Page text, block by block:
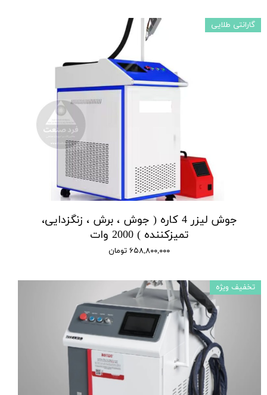
جوش لیزر 4 کاره ( جوش ، برش ، زنگزدایی،
تمیزکننده ) 2000 وات
۶۵۸,۸۰۰,۰۰۰ تومان
گارانتی طلایی
تخفیف ویژه